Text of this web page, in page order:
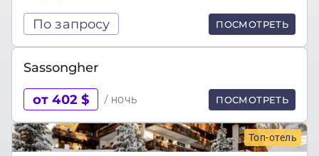
По запросу ПОСМОТРЕТЬ
Sassongher
от 402 $ / ночь ПОСМОТРЕТЬ
Топ-отель